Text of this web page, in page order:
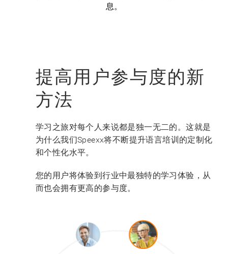
息。
提高用户参与度的新
方法
学习之旅对每个人来说都是独一无二的。这就是
为什么我们Speexx将不断提升语言培训的定制化
和个性化水平。
您的用户将体验到行业中最独特的学习体验，从
而也会拥有更高的参与度。